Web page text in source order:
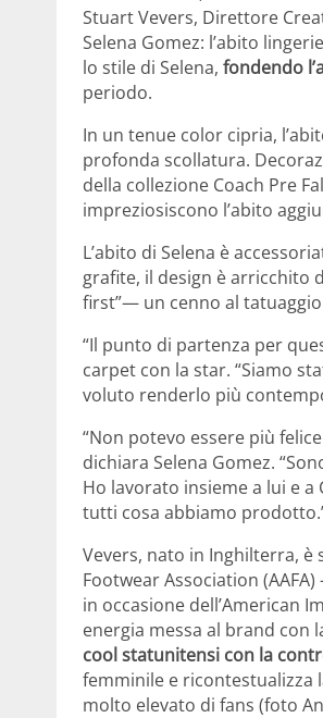
Stuart Vevers, Direttore
Selena Gomez: l’abito
lo stile di Selena, fondendo
periodo.
In un tenue color cipria,
profonda scollatura.
della collezione Coach Pre
impreziosiscono l’abito
L’abito di Selena è
grafite, il design è arricchito
first”— un cenno al
“Il punto di partenza per
carpet con la star. “Siamo
voluto renderlo più
“Non potevo essere più
dichiara Selena Gomez.
Ho lavorato insieme a lui e
tutti cosa abbiamo
Vevers, nato in Inghilterra, è
Footwear Association
in occasione dell’American
energia messa al brand con
cool statunitensi con la
femminile e ricontestualizza
molto elevato di fans (foto